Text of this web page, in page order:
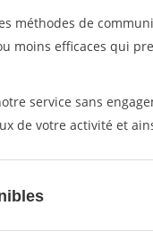
méthodes de
moins efficaces qui
service sans
de votre activité et